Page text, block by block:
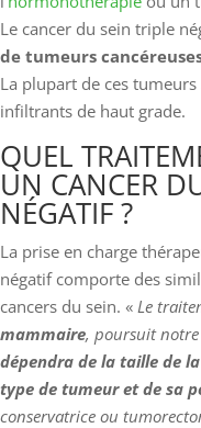
Le cancer du sein triple
de tumeurs
La plupart de ces
infiltrants de haut grade.
QUEL
UN CANCER
NÉGATIF ?
La prise en charge
négatif comporte des
cancers du sein. « Le
mammaire, poursuit
dépendra de la taille de
type de tumeur et de sa
conservatrice ou